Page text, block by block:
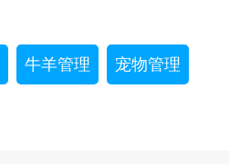
牛羊管理 宠物管理